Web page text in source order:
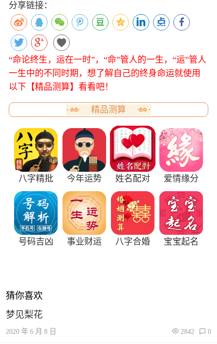
分享链接：
“命论终生，运在一时”，“命”管人的一生，“运”管人
一生中的不同时期，想了解自己的终身命运就使用
以下【精品测算】看看吧！
精品测算
八字精批 今年运势 姓名配对 爱情缘分
号码吉凶 事业财运 八字合婚 宝宝起名
猜你喜欢
梦见梨花
2020 年 6 月 8 日 2842 0